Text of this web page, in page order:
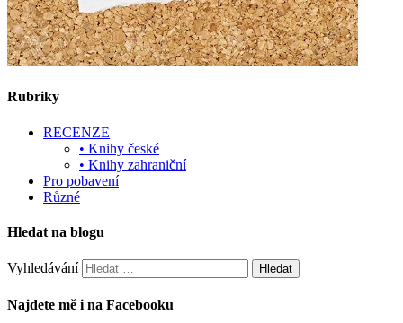
Rubriky
RECENZE
• Knihy české
• Knihy zahraniční
Pro pobavení
Různé
Hledat na blogu
Vyhledávání
Najdete mě i na Facebooku